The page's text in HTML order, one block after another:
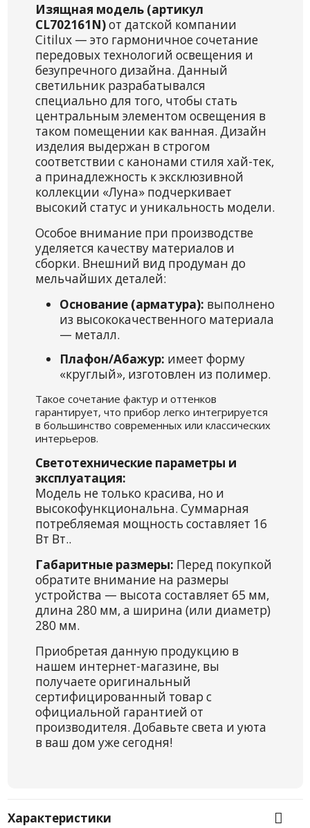
Изящная модель (артикул
CL702161N)от датской компании
Citilux — это гармоничное сочетание
передовых технологий освещения и
безупречного дизайна. Данный
светильник разрабатывался
специально для того, чтобы стать
центральным элементом освещения в
таком помещении как ванная. Дизайн
изделия выдержан в строгом
соответствии с канонами стиля хай-тек,
а принадлежность к эксклюзивной
коллекции «Луна» подчеркивает
высокий статус и уникальность модели.
Особое внимание при производстве
уделяется качеству материалов и
сборки. Внешний вид продуман до
мельчайших деталей:
Основание (арматура): выполнено
из высококачественного материала
— металл.
Плафон/Абажур: имеет форму
«круглый», изготовлен из полимер.
Такое сочетание фактур и оттенков
гарантирует, что прибор легко интегрируется
в большинство современных или классических
интерьеров.
Светотехнические параметры и
эксплуатация:
Модель не только красива, но и
высокофункциональна. Суммарная
потребляемая мощность составляет 16
Вт Вт..
Габаритные размеры: Перед покупкой
обратите внимание на размеры
устройства — высота составляет 65 мм,
длина 280 мм, а ширина (или диаметр)
280 мм.
Приобретая данную продукцию в
нашем интернет-магазине, вы
получаете оригинальный
сертифицированный товар с
официальной гарантией от
производителя. Добавьте света и уюта
в ваш дом уже сегодня!
Характеристики